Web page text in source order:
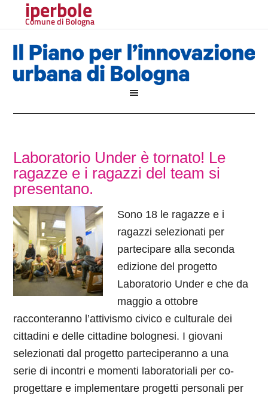
iperbole
Comune di Bologna
Laboratorio Under è tornato! Le
ragazze e i ragazzi del team si
presentano.
Sono 18 le ragazze e i
ragazzi selezionati per
partecipare alla seconda
edizione del progetto
Laboratorio Under e che da
maggio a ottobre
racconteranno l’attivismo civico e culturale dei
cittadini e delle cittadine bolognesi. I giovani
selezionati dal progetto parteciperanno a una
serie di incontri e momenti laboratoriali per co-
progettare e implementare progetti personali per